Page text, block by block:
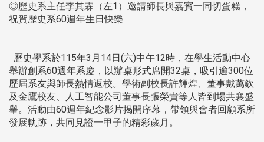
◎歷史系主任李其霖（左1）邀請師長與嘉賓一同切蛋糕，
祝賀歷史系60週年生日快樂
歷史學系於115年3月14日(六)中午12時，在學生活動中心
舉辦創系60週年系慶，以辦桌形式席開32桌，吸引逾300位
歷屆系友與師長熱情返校。學術副校長許輝煌、董事戴萬欽
及金鷹校友、人工智能公司董事長張榮貴等人皆到場共襄盛
舉。活動由60週年紀念影片揭開序幕，帶領與會者回顧系所
發展軌跡，共同見證一甲子的精彩歲月。